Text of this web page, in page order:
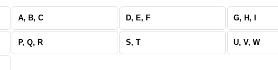
A, B, C D, E, F G, H, I
P, Q, R S, T U, V, W